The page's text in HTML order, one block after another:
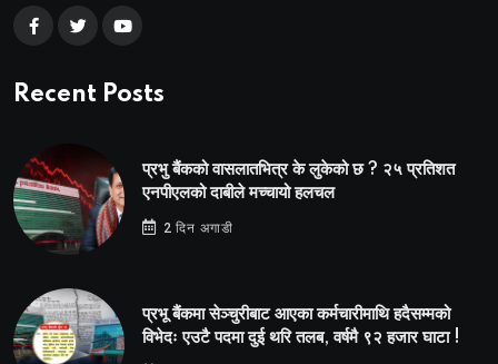
Recent Posts
प्रभु बैंकको वासलातभित्र के लुकेको छ ? २५ प्रतिशत
एनपीएलको दाबीले मच्चायो हलचल
2 दिन अगाडी
प्रभू बैंकमा सेञ्चुरीबाट आएका कर्मचारीमाथि हदैसम्मको
विभेदः एउटै पदमा दुई थरि तलब, वर्षमै ९२ हजार घाटा !